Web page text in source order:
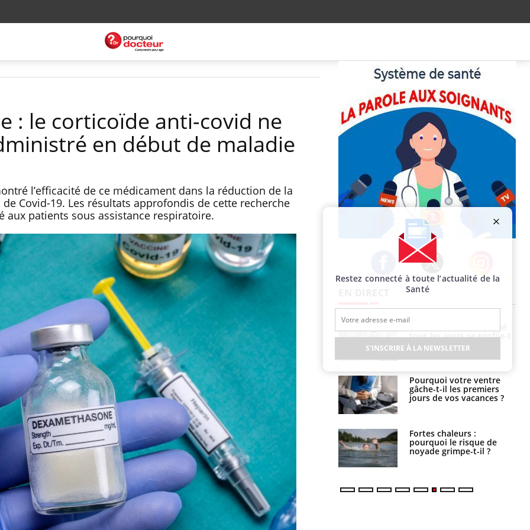
: le corticoïde anti-covid ne
en début de maladie
l’efficacité de ce médicament dans la réduction de la
Covid-19. Les résultats approfondis de cette recherche
aux patients sous assistance respiratoire.
Facebook Twitter Instagram
Toujours connectés :
comment le travail
empiète de plus en plus
sur nos soirées
Cancer colorectal : une
stratégie simple aurait
changé la donne au Pays
basque
Chikungunya, dengue,
West Nile : que se passe-
t-il dans le sud de la
Les médicaments GLP-1
protègent-ils aussi les os
Cytomégalovirus : ce qui
change dans la prise en
charge des femmes
enceintes
La sieste empêche-t-elle
de dormir la nuit ?
tous les jours se profile-t-
elle enfin ?
Pourquoi votre ventre
gâche-t-il les premiers
jours de vos vacances ?
Fortes chaleurs :
pourquoi le risque de
noyade grimpe-t-il ?
Restez connecté à toute l’actualité de la
Santé
S'INSCRIRE À LA NEWSLETTER